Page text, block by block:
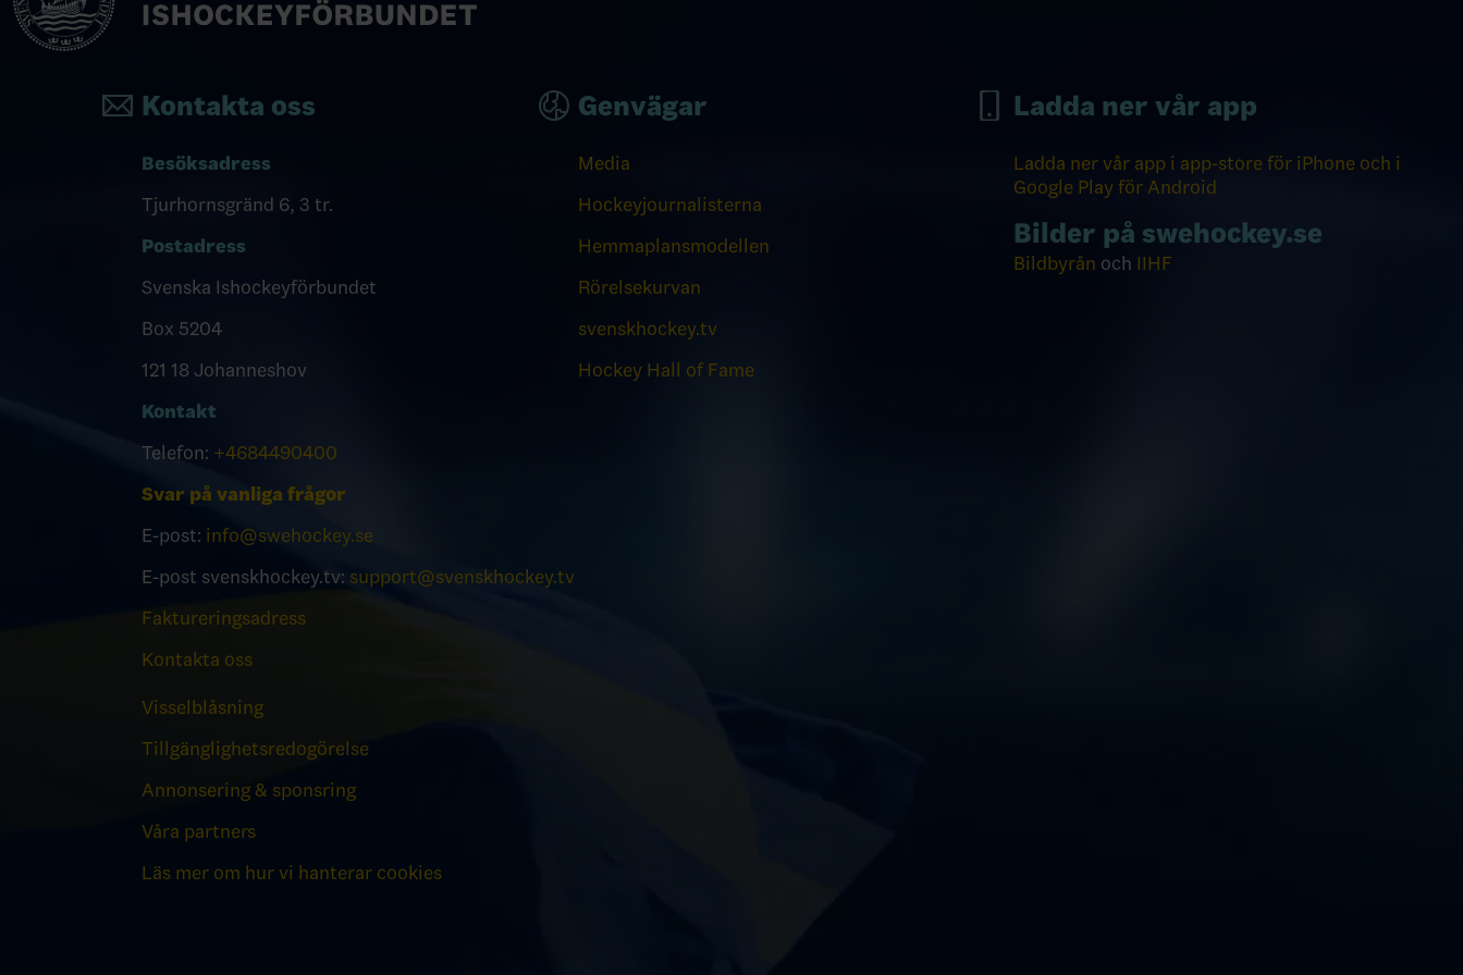
Kontakta oss
Besöksadress
Tjurhornsgränd 6, 3 tr.
Postadress
Svenska Ishockeyförbundet
Box 5204
121 18 Johanneshov
Kontakt
Telefon: +4684490400
Svar på vanliga frågor
E-post: info@swehockey.se
E-post svenskhockey.tv: support@svenskhockey.tv
Faktureringsadress
Kontakta oss
Visselblåsning
Tillgänglighetsredogörelse
Annonsering & sponsring
Våra partners
Läs mer om hur vi hanterar cookies
Genvägar
Media
Hockeyjournalisterna
Hemmaplansmodellen
Rörelsekurvan
svenskhockey.tv
Hockey Hall of Fame
Ladda ner vår app
Ladda ner vår app i app-store för iPhone och i
Google Play för Android
Bilder på swehockey.se
Bildbyrån och IIHF